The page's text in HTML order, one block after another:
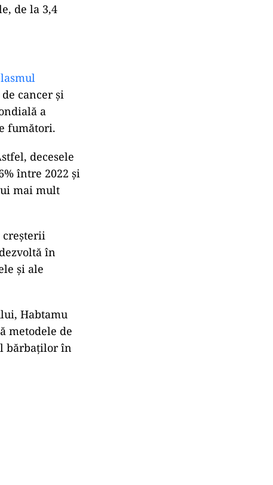
de la 3,4
cancer și
a
fumători.
decesele
între 2022 și
mai mult
creșterii
în
și ale
Habtamu
metodele de
bărbaților în